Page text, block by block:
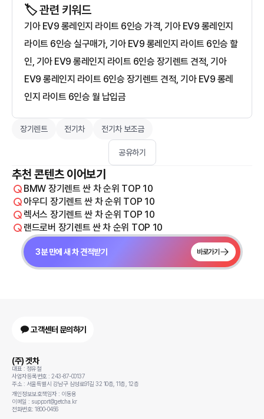
🏷️ 관련 키워드
기아 EV9 롱레인지 라이트 6인승 가격, 기아 EV9 롱레인지
라이트 6인승 실구매가, 기아 EV9 롱레인지 라이트 6인승 할
인, 기아 EV9 롱레인지 라이트 6인승 장기렌트 견적, 기아
EV9 롱레인지 라이트 6인승 장기렌트 견적, 기아 EV9 롱레
인지 라이트 6인승 월 납입금
장기렌트 전기차 전기차 보조금
공유하기
추천 콘텐츠 이어보기
BMW 장기렌트 싼 차 순위 TOP 10
아우디 장기렌트 싼 차 순위 TOP 10
렉서스 장기렌트 싼 차 순위 TOP 10
랜드로버 장기렌트 싼 차 순위 TOP 10
3분 만에 새 차 견적받기 바로가기
고객센터 문의하기
(주) 겟차
대표 : 정유철
사업자등록번호 : 243-87-00137
주소 : 서울특별시 강남구 삼성로91길 32 10층, 11층, 12층
개인정보보호책임자 : 이동용
이메일 : support@getcha.kr
전화번호: 1800-0456